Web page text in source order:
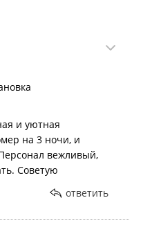
кухонная зона для
плату:
из других стран;
камера хранения);
и уютная
на 3 ночи, и
вежливый,
Советую
ответить